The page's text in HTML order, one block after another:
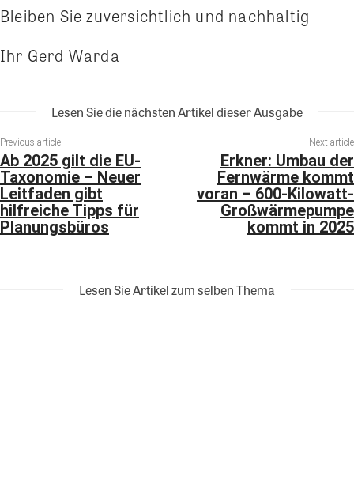
Bleiben Sie zuversichtlich und nachhaltig
Ihr Gerd Warda
Lesen Sie die nächsten Artikel dieser Ausgabe
Previous article
Ab 2025 gilt die EU-
Taxonomie – Neuer
Leitfaden gibt
hilfreiche Tipps für
Planungsbüros
Next article
Erkner: Umbau der
Fernwärme kommt
voran – 600-Kilowatt-
Großwärmepumpe
kommt in 2025
Lesen Sie Artikel zum selben Thema